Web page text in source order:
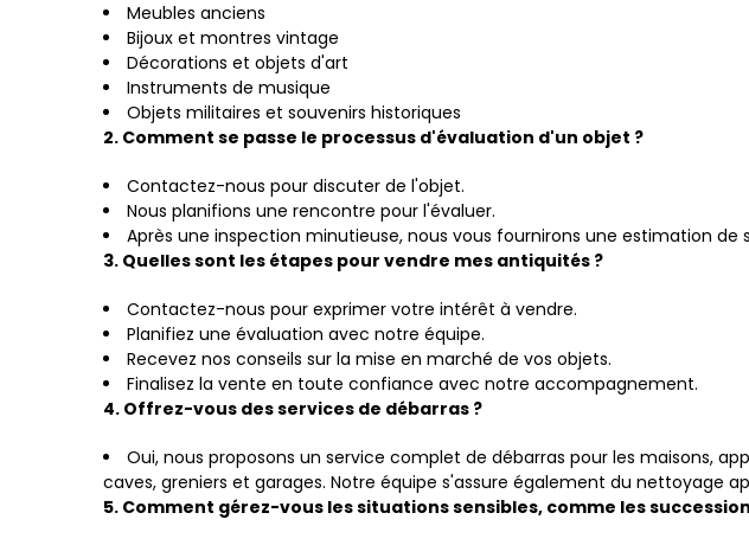
Meubles anciens
Bijoux et montres vintage
Décorations et objets d'art
Instruments de musique
Objets militaires et souvenirs historiques
2. Comment se passe le processus d'évaluation d'un objet ?
Contactez-nous pour discuter de l'objet.
Nous planifions une rencontre pour l'évaluer.
Après une inspection minutieuse, nous vous fournirons une estimation de
3. Quelles sont les étapes pour vendre mes antiquités ?
Contactez-nous pour exprimer votre intérêt à vendre.
Planifiez une évaluation avec notre équipe.
Recevez nos conseils sur la mise en marché de vos objets.
Finalisez la vente en toute confiance avec notre accompagnement.
4. Offrez-vous des services de débarras ?
Oui, nous proposons un service complet de débarras pour les maisons,
caves, greniers et garages. Notre équipe s'assure également du nettoyage
5. Comment gérez-vous les situations sensibles, comme les